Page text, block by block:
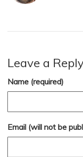
Leave a
Name (required)
Email (will not be